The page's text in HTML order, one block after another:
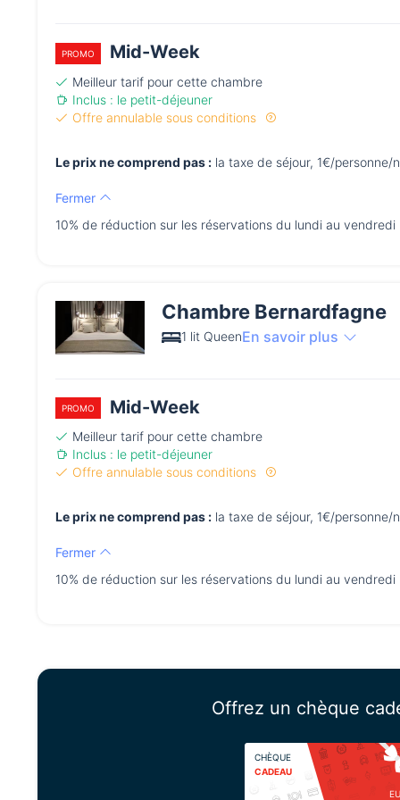
PROMO Mid-Week
Meilleur tarif pour cette chambre
Inclus : le petit-déjeuner
Offre annulable sous conditions
Le prix ne comprend pas : la taxe de séjour, 1€/personne/
Fermer
10% de réduction sur les réservations du lundi au vendredi
Chambre Bernardfagne
1 lit QueenEn savoir plus
PROMO Mid-Week
Meilleur tarif pour cette chambre
Inclus : le petit-déjeuner
Offre annulable sous conditions
Le prix ne comprend pas : la taxe de séjour, 1€/personne/
Fermer
10% de réduction sur les réservations du lundi au vendredi
Offrez un chèque
CHÈQUE
CADEAU